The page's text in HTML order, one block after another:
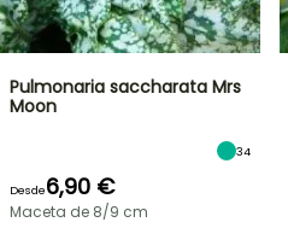
Pulmonaria saccharata Mrs
Moon
34
Desde6,90 €
Maceta de 8/9 cm